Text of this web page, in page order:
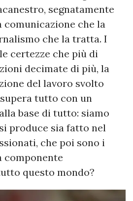
segnatamente
comunicazione che la
che la tratta. I
certezze che più di
decimate di più, la
del lavoro svolto
tutto con un
base di tutto: siamo
produce sia fatto nel
che poi sono i
componente
questo mondo?